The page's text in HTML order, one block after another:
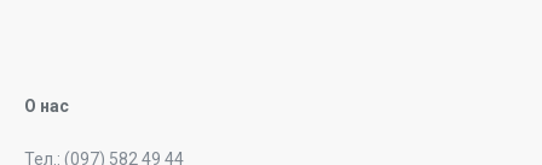
О нас
Тел.: (097) 582 49 44